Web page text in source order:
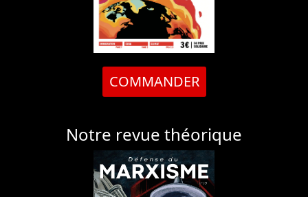
COMMANDER
Notre revue théorique